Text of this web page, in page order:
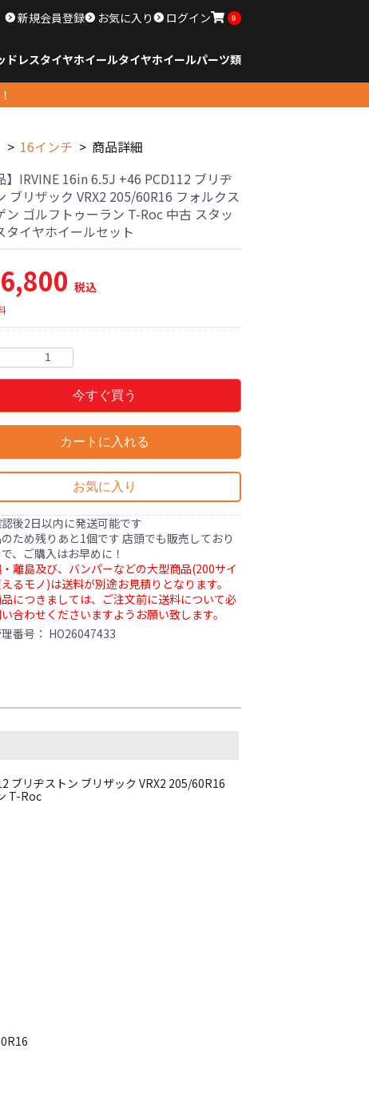
新規会員登録 お気に入り ログイン 0
ドレスタイヤホイールタイヤホイールパーツ類
16インチ 商品詳細
】IRVINE 16in 6.5J +46 PCD112 ブリヂ
ブリザック VRX2 205/60R16 フォルクス
ン ゴルフトゥーラン T-Roc 中古 スタッ
タイヤホイールセット
税込
今すぐ買う
カートに入れる
お気に入り
後2日以内に発送可能です
ため残りあと1個です 店頭でも販売しており
、ご購入はお早めに！
離島及び、バンパーなどの大型商品(200サイ
るモノ)は送料が別途お見積りとなります。
につきましては、ご注文前に送料について必
合わせくださいますようお願い致します。
番号： HO26047433
ブリヂストン ブリザック VRX2 205/60R16
T-Roc